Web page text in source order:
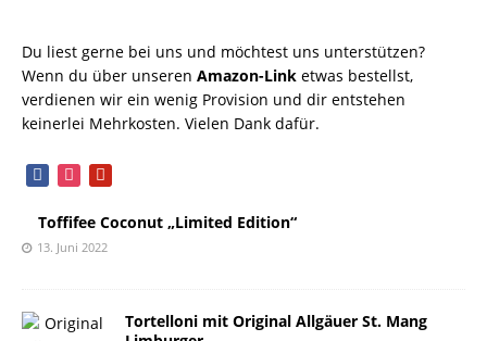
Du liest gerne bei uns und möchtest uns unterstützen?
Wenn du über unseren Amazon-Link etwas bestellst,
verdienen wir ein wenig Provision und dir entstehen
keinerlei Mehrkosten. Vielen Dank dafür.
facebookinstagram
pinterest
Toffifee Coconut „Limited Edition“
13. Juni 2022
Tortelloni mit Original Allgäuer St. Mang